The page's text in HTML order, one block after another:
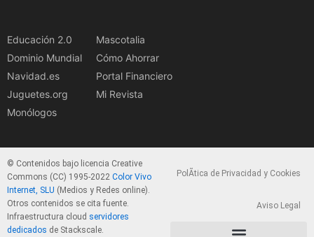
Educación 2.0
Dominio Mundial
Navidad.es
Juguetes.org
Monólogos
Mascotalia
Cómo Ahorrar
Portal Financiero
Mi Revista
© Contenidos bajo licencia Creative
Commons (CC) 1995-2022 Color Vivo
Internet, SLU (Medios y Redes online).
Otros contenidos se cita fuente.
Infraestructura cloud servidores
dedicados de Stackscale.
PolÃ­tica de Privacidad y Cookies
Aviso Legal